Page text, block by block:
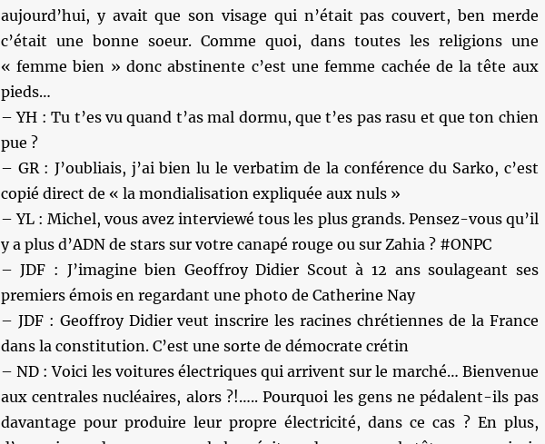
aujourd’hui, y avait que son visage qui n’était pas couvert, ben merde
c’était une bonne soeur. Comme quoi, dans toutes les religions une
« femme bien » donc abstinente c’est une femme cachée de la tête aux
pieds…
– YH : Tu t’es vu quand t’as mal dormu, que t’es pas rasu et que ton chien
pue ?
– GR : J’oubliais, j’ai bien lu le verbatim de la conférence du Sarko, c’est
copié direct de « la mondialisation expliquée aux nuls »
– YL : Michel, vous avez interviewé tous les plus grands. Pensez-vous qu’il
y a plus d’ADN de stars sur votre canapé rouge ou sur Zahia ? #ONPC
– JDF : J’imagine bien Geoffroy Didier Scout à 12 ans soulageant ses
premiers émois en regardant une photo de Catherine Nay
– JDF : Geoffroy Didier veut inscrire les racines chrétiennes de la France
dans la constitution. C’est une sorte de démocrate crétin
– ND : Voici les voitures électriques qui arrivent sur le marché… Bienvenue
aux centrales nucléaires, alors ?!….. Pourquoi les gens ne pédalent-ils pas
davantage pour produire leur propre électricité, dans ce cas ? En plus,